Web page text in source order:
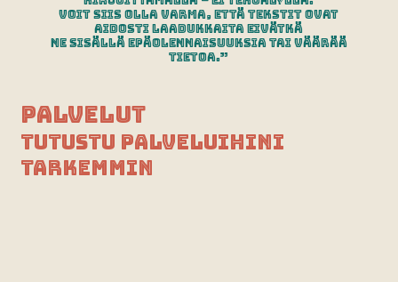
Voit siis olla varma, että tekstit ovat
aidosti laadukkaita eivätkä
ne sisällä epäolennaisuuksia tai väärää
tietoa.”
Palvelut
Tutustu palveluihini
tarkemmin